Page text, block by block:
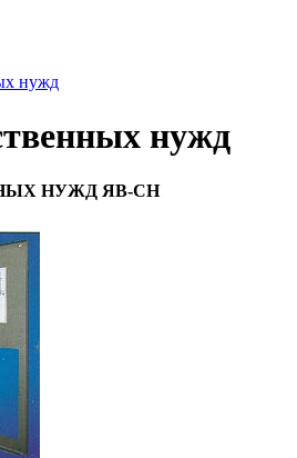
нужд
нужд
НУЖД ЯВ-СН